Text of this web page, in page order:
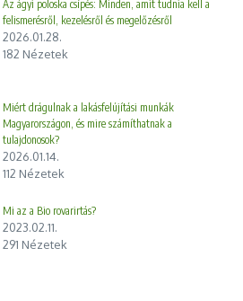
Az ágyi poloska csípés: Minden, amit tudnia kell a
felismerésről, kezelésről és megelőzésről
2026.01.28.
182 Nézetek
Miért drágulnak a lakásfelújítási munkák
Magyarországon, és mire számíthatnak a
tulajdonosok?
2026.01.14.
112 Nézetek
Mi az a Bio rovarirtás?
2023.02.11.
291 Nézetek